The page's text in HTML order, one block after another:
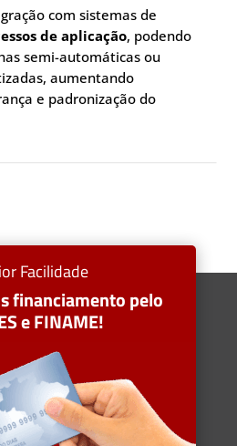
com sistemas de
de aplicação, podendo
semi-automáticas ou
aumentando
e padronização do
Facilidade
financiamento pelo
e FINAME!